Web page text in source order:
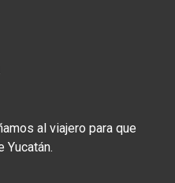
al viajero para que
Yucatán.